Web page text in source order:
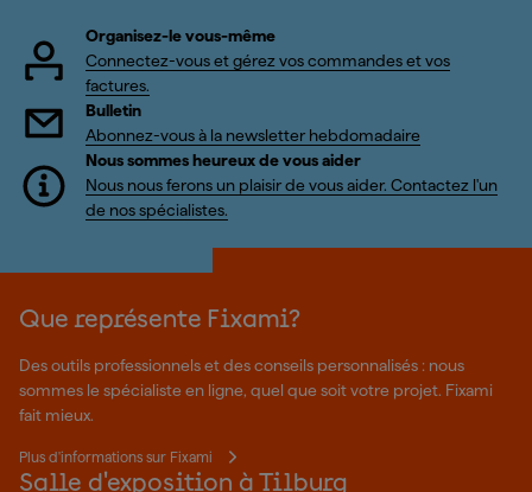
Organisez-le vous-même
Connectez-vous et gérez vos commandes et vos
factures.
Bulletin
Abonnez-vous à la newsletter hebdomadaire
Nous sommes heureux de vous aider
Nous nous ferons un plaisir de vous aider. Contactez l'un
de nos spécialistes.
Que représente Fixami?
Des outils professionnels et des conseils personnalisés : nous
sommes le spécialiste en ligne, quel que soit votre projet. Fixami
fait mieux.
Plus d'informations sur Fixami
Salle d'exposition à Tilburg